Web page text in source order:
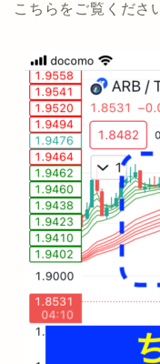
こちらをご覧くださ